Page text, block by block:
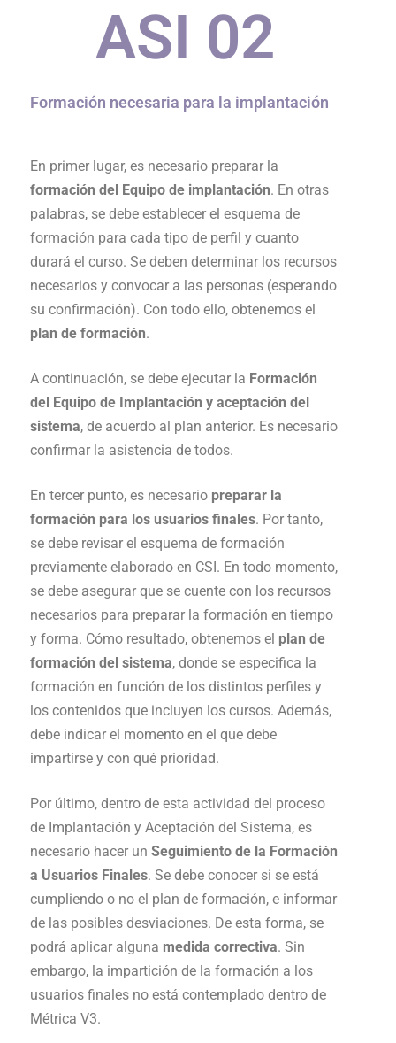
ASI 02
Formación necesaria para la implantación
En primer lugar, es necesario preparar la
formación del Equipo de implantación. En otras
palabras, se debe establecer el esquema de
formación para cada tipo de perfil y cuanto
durará el curso. Se deben determinar los recursos
necesarios y convocar a las personas (esperando
su confirmación). Con todo ello, obtenemos el
plan de formación.
A continuación, se debe ejecutar la Formación
del Equipo de Implantación y aceptación del
sistema, de acuerdo al plan anterior. Es necesario
confirmar la asistencia de todos.
En tercer punto, es necesario preparar la
formación para los usuarios finales. Por tanto,
se debe revisar el esquema de formación
previamente elaborado en CSI. En todo momento,
se debe asegurar que se cuente con los recursos
necesarios para preparar la formación en tiempo
y forma. Cómo resultado, obtenemos el plan de
formación del sistema, donde se especifica la
formación en función de los distintos perfiles y
los contenidos que incluyen los cursos. Además,
debe indicar el momento en el que debe
impartirse y con qué prioridad.
Por último, dentro de esta actividad del proceso
de Implantación y Aceptación del Sistema, es
necesario hacer un Seguimiento de la Formación
a Usuarios Finales. Se debe conocer si se está
cumpliendo o no el plan de formación, e informar
de las posibles desviaciones. De esta forma, se
podrá aplicar alguna medida correctiva. Sin
embargo, la impartición de la formación a los
usuarios finales no está contemplado dentro de
Métrica V3.